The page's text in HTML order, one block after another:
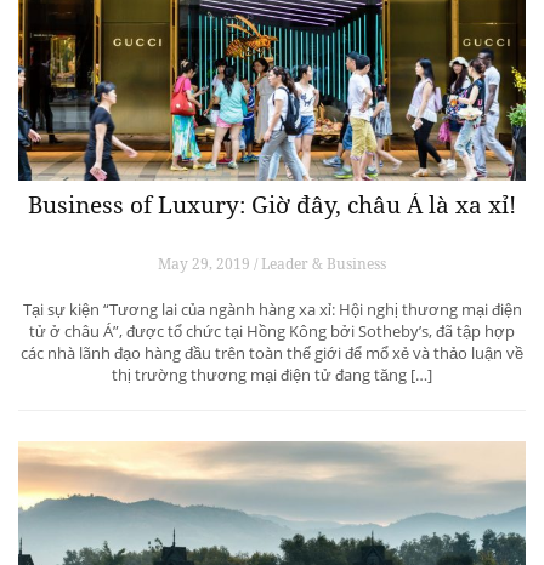
Business of Luxury: Giờ đây, châu Á là xa xỉ!
May 29, 2019 / Leader & Business
Tại sự kiện “Tương lai của ngành hàng xa xỉ: Hội nghị thương mại điện
tử ở châu Á”, được tổ chức tại Hồng Kông bởi Sotheby’s, đã tập hợp
các nhà lãnh đạo hàng đầu trên toàn thế giới để mổ xẻ và thảo luận về
thị trường thương mại điện tử đang tăng […]